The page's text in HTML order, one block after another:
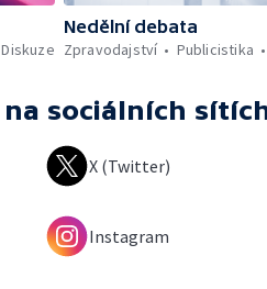
Diskuze
Nedělní debata
Zpravodajství
Publicistika
na sociálních
X (Twitter)
Instagram